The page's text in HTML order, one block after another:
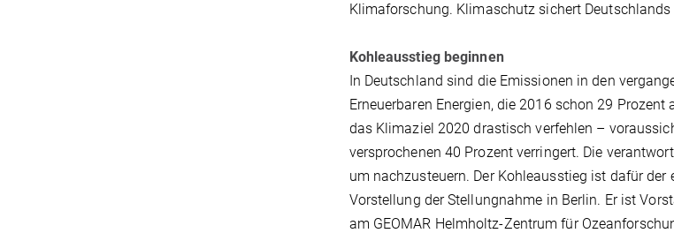
Klimaforschung. Klimaschutz sichert
Kohleausstieg beginnen
In Deutschland sind die Emissionen in den
Erneuerbaren Energien, die 2016 schon 29
das Klimaziel 2020 drastisch verfehlen –
versprochenen 40 Prozent verringert. Die
um nachzusteuern. Der Kohleausstieg ist dafür
Vorstellung der Stellungnahme in Berlin. Er ist
am GEOMAR Helmholtz-Zentrum für